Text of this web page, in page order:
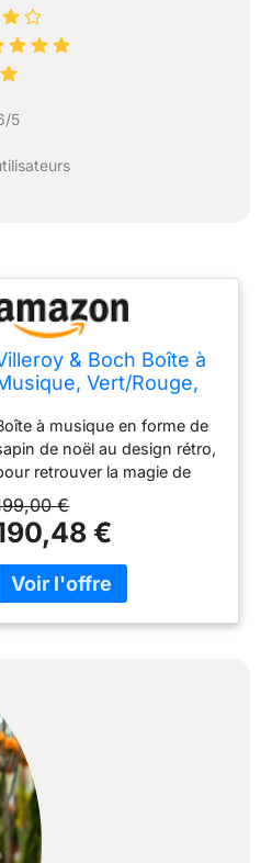
5
& Boch Boîte à
Vert/Rouge,
à musique en forme de
de noël au design rétro,
retrouver la magie de
chez soi Joue la mélodie
mon beau sapin
pour une ambiance festive,
en filigrane aux
couleurs de noël
toy's delight royal
de noël Fabrication
qualité en porcelaine
robuste,
pour une utilisation
conseil
: Nettoyer avec un
€
€